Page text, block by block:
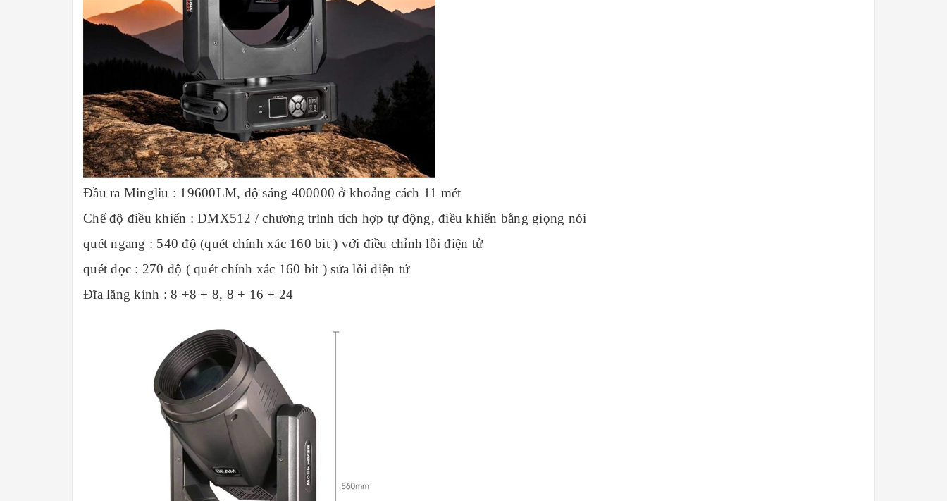
Đầu ra Mingliu : 19600LM, độ sáng 400000 ở khoảng cách 11 mét
Chế độ điều khiển : DMX512 / chương trình tích hợp tự động, điều khiển bằng giọng nói
quét ngang : 540 độ (quét chính xác 160 bit ) với điều chỉnh lỗi điện tử
quét dọc : 270 độ ( quét chính xác 160 bit ) sửa lỗi điện tử
Đĩa lăng kính : 8 +8 + 8, 8 + 16 + 24